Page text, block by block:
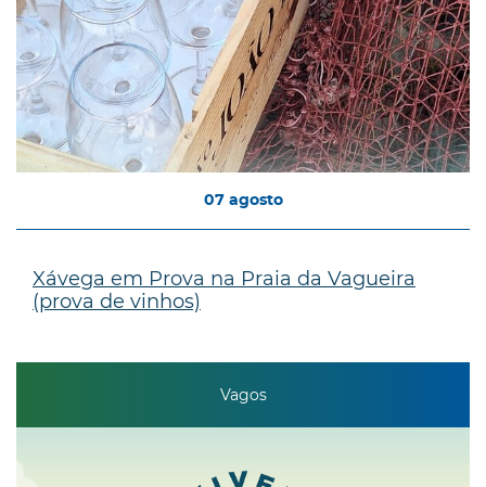
07 agosto
Xávega em Prova na Praia da Vagueira
(prova de vinhos)
Vagos